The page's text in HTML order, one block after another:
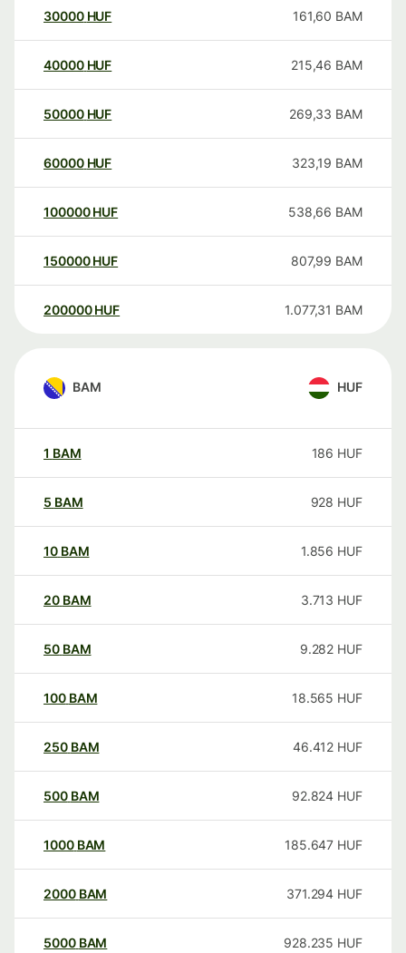
30000 HUF 161,60 BAM
40000 HUF 215,46 BAM
50000 HUF 269,33 BAM
60000 HUF 323,19 BAM
100000 HUF 538,66 BAM
150000 HUF 807,99 BAM
200000 HUF 1.077,31 BAM
BAM HUF
1 BAM 186 HUF
5 BAM 928 HUF
10 BAM 1.856 HUF
20 BAM 3.713 HUF
50 BAM 9.282 HUF
100 BAM 18.565 HUF
250 BAM 46.412 HUF
500 BAM 92.824 HUF
1000 BAM 185.647 HUF
2000 BAM 371.294 HUF
5000 BAM 928.235 HUF